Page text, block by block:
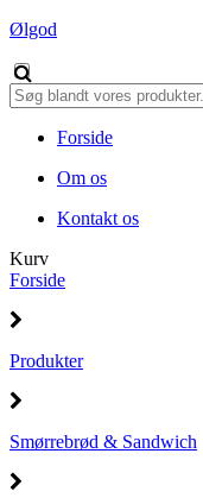
Ølgod
Forside
Om os
Kontakt os
Kurv
Forside
Produkter
Smørrebrød & Sandwich